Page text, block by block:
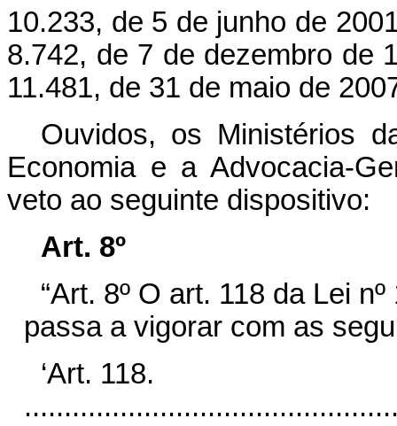
10.233, de 5 de junho de
8.742, de 7 de dezembro de
11.481, de 31 de maio de
Ouvidos, os Ministérios
Economia e a Advocacia-
veto ao seguinte dispositivo:
Art. 8º
“Art. 8º O art. 118 da Lei
passa a vigorar com as
‘Art. 118.